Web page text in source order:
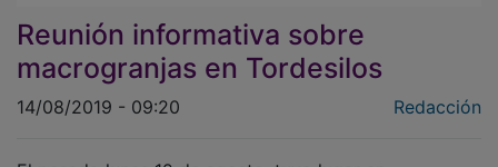
Reunión informativa sobre
macrogranjas en Tordesilos
14/08/2019 - 09:20